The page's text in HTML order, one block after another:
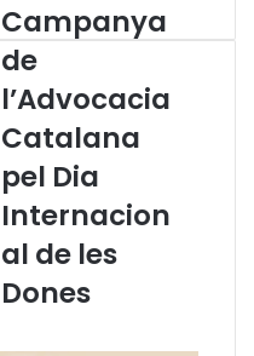
C
a
m
p
a
n
y
a
l
Campanya
de
l’Advocacia
Catalana
pel Dia
Internacion
al de les
Dones